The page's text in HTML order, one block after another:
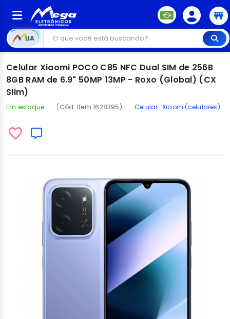
IA
Celular Xiaomi POCO C85 NFC Dual SIM de 256B
8GB RAM de 6.9" 50MP 13MP - Roxo (Global) (CX
Slim)
Em estoque (Cód. Item 1628395) Celular Xiaomi(celulares)